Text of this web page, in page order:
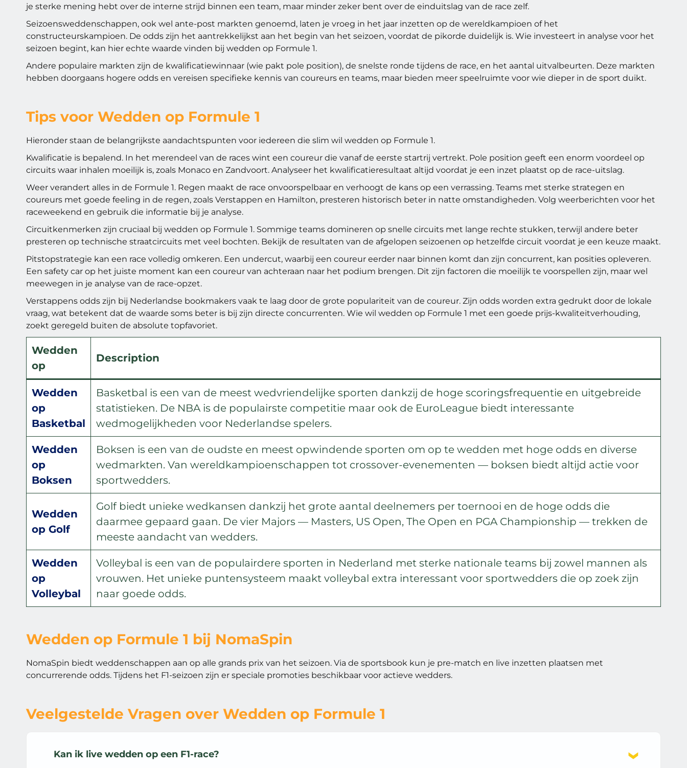
je sterke mening hebt over de interne strijd binnen een team, maar minder zeker bent over de einduitslag van de race zelf.
Seizoensweddenschappen, ook wel ante-post markten genoemd, laten je vroeg in het jaar inzetten op de wereldkampioen of het
constructeurskampioen. De odds zijn het aantrekkelijkst aan het begin van het seizoen, voordat de pikorde duidelijk is. Wie investeert in analyse voor het
seizoen begint, kan hier echte waarde vinden bij wedden op Formule 1.
Andere populaire markten zijn de kwalificatiewinnaar (wie pakt pole position), de snelste ronde tijdens de race, en het aantal uitvalbeurten. Deze markten
hebben doorgaans hogere odds en vereisen specifieke kennis van coureurs en teams, maar bieden meer speelruimte voor wie dieper in de sport duikt.
Tips voor Wedden op Formule 1
Hieronder staan de belangrijkste aandachtspunten voor iedereen die slim wil wedden op Formule 1.
Kwalificatie is bepalend. In het merendeel van de races wint een coureur die vanaf de eerste startrij vertrekt. Pole position geeft een enorm voordeel op
circuits waar inhalen moeilijk is, zoals Monaco en Zandvoort. Analyseer het kwalificatieresultaat altijd voordat je een inzet plaatst op de race-uitslag.
Weer verandert alles in de Formule 1. Regen maakt de race onvoorspelbaar en verhoogt de kans op een verrassing. Teams met sterke strategen en
coureurs met goede feeling in de regen, zoals Verstappen en Hamilton, presteren historisch beter in natte omstandigheden. Volg weerberichten voor het
raceweekend en gebruik die informatie bij je analyse.
Circuitkenmerken zijn cruciaal bij wedden op Formule 1. Sommige teams domineren op snelle circuits met lange rechte stukken, terwijl andere beter
presteren op technische straatcircuits met veel bochten. Bekijk de resultaten van de afgelopen seizoenen op hetzelfde circuit voordat je een keuze maakt.
Pitstopstrategie kan een race volledig omkeren. Een undercut, waarbij een coureur eerder naar binnen komt dan zijn concurrent, kan posities opleveren.
Een safety car op het juiste moment kan een coureur van achteraan naar het podium brengen. Dit zijn factoren die moeilijk te voorspellen zijn, maar wel
meewegen in je analyse van de race-opzet.
Verstappens odds zijn bij Nederlandse bookmakers vaak te laag door de grote populariteit van de coureur. Zijn odds worden extra gedrukt door de lokale
vraag, wat betekent dat de waarde soms beter is bij zijn directe concurrenten. Wie wil wedden op Formule 1 met een goede prijs-kwaliteitverhouding,
zoekt geregeld buiten de absolute topfavoriet.
Wedden
op
Description
Wedden
op
Basketbal
Basketbal is een van de meest wedvriendelijke sporten dankzij de hoge scoringsfrequentie en uitgebreide
statistieken. De NBA is de populairste competitie maar ook de EuroLeague biedt interessante
wedmogelijkheden voor Nederlandse spelers.
Wedden
op
Boksen
Boksen is een van de oudste en meest opwindende sporten om op te wedden met hoge odds en diverse
wedmarkten. Van wereldkampioenschappen tot crossover-evenementen — boksen biedt altijd actie voor
sportwedders.
Wedden
op Golf
Golf biedt unieke wedkansen dankzij het grote aantal deelnemers per toernooi en de hoge odds die
daarmee gepaard gaan. De vier Majors — Masters, US Open, The Open en PGA Championship — trekken de
meeste aandacht van wedders.
Wedden
op
Volleybal
Volleybal is een van de populairdere sporten in Nederland met sterke nationale teams bij zowel mannen als
vrouwen. Het unieke puntensysteem maakt volleybal extra interessant voor sportwedders die op zoek zijn
naar goede odds.
Wedden op Formule 1 bij NomaSpin
NomaSpin biedt weddenschappen aan op alle grands prix van het seizoen. Via de sportsbook kun je pre-match en live inzetten plaatsen met
concurrerende odds. Tijdens het F1-seizoen zijn er speciale promoties beschikbaar voor actieve wedders.
Veelgestelde Vragen over Wedden op Formule 1
Kan ik live wedden op een F1-race?